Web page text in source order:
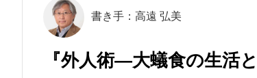
書き手：高遠 弘美
『外人術―大蟻食の生活